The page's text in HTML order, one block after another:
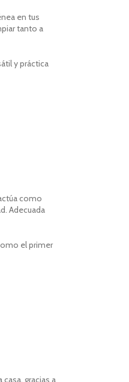
en tus
tanto a
y práctica
como
Adecuada
el primer
gracias a